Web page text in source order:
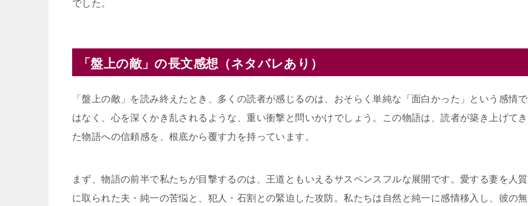
でした。
「盤上の敵」の長文感想（ネタバレあり）
「盤上の敵」を読み終えたとき、多くの読者が感じるのは、おそらく単純な「面白かった」という感情で
はなく、心を深くかき乱されるような、重い衝撃と問いかけでしょう。この物語は、読者が築き上げてき
た物語への信頼感を、根底から覆す力を持っています。
まず、物語の前半で私たちが目撃するのは、王道ともいえるサスペンスフルな展開です。愛する妻を人質
に取られた夫・純一の苦悩と、犯人・石割との緊迫した攻防。私たちは自然と純一に感情移入し、彼の無